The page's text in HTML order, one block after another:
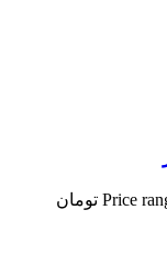
Price range: 940,000 تومان